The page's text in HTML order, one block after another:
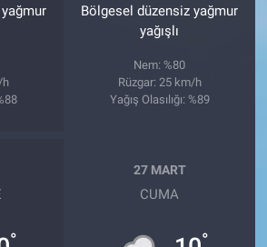
h
Bölgesel düzensiz yağmur
yağışlı
Nem: %80
Rüzgar: 25 km/h
Yağış Olasılığı: %89
°
27 MART
CUMA
°